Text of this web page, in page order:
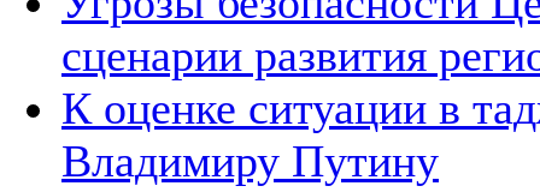
сценарии развития
К оценке ситуации в
Владимиру Путину